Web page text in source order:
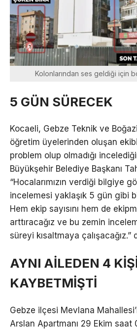
Kolonlarından ses geldiği için
5 GÜN SÜRECEK
Kocaeli, Gebze Teknik ve
öğretim üyelerinden oluşan
problem olup olmadığı
Büyükşehir Belediye Başkanı
“Hocalarımızın verdiği bilgiye
incelemesi yaklaşık 5 gün gibi
Hem ekip sayısını hem de
arttıracağız ve bu zemin
süreyi kısaltmaya çalışacağız.”
AYNI AİLEDEN 4
KAYBETMİŞTİ
Gebze ilçesi Mevlana
Arslan Apartmanı 29 Ekim saat